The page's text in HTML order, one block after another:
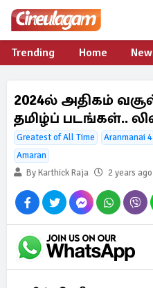
Trending Home
2024ல் அதிகம்
தமிழ்ப் படங்கள்..
Greatest of All Time Aranmanai 4
Amaran
By Karthick Raja
2 years ago